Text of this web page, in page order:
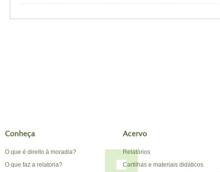
Conheça
O que é direito à moradia?
O que faz a relatoria?
Acervo
Relatórios
Cartilhas e materiais didáticos